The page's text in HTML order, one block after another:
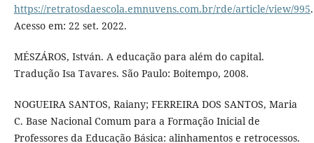
https://retratosdaescola.emnuvens.com.br/rde/article/view/995.
Acesso em: 22 set. 2022.
MÉSZÁROS, István. A educação para além do capital.
Tradução Isa Tavares. São Paulo: Boitempo, 2008.
NOGUEIRA SANTOS, Raiany; FERREIRA DOS SANTOS, Maria
C. Base Nacional Comum para a Formação Inicial de
Professores da Educação Básica: alinhamentos e retrocessos.